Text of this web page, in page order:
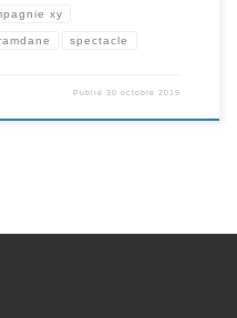
xy
spectacle
Publié30 octobre 2019